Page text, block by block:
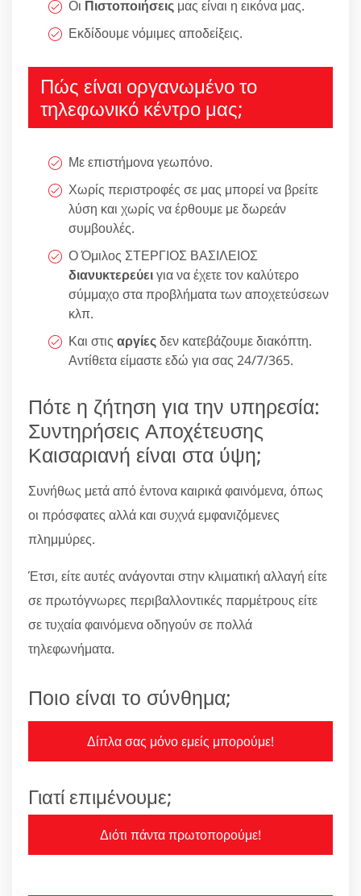
Οι Πιστοποιήσεις μας είναι η εικόνα μας.
Εκδίδουμε νόμιμες αποδείξεις.
Πώς είναι οργανωμένο το
τηλεφωνικό κέντρο μας;
Με επιστήμονα γεωπόνο.
Χωρίς περιστροφές σε μας μπορεί να βρείτε
λύση και χωρίς να έρθουμε με δωρεάν
συμβουλές.
Ο Όμιλος ΣΤΕΡΓΙΟΣ ΒΑΣΙΛΕΙΟΣ
διανυκτερεύειγια να έχετε τον καλύτερο
σύμμαχο στα προβλήματα των αποχετεύσεων
κλπ.
Και στις αργίεςδεν κατεβάζουμε διακόπτη.
Αντίθετα είμαστε εδώ για σας 24/7/365.
Πότε η ζήτηση για την υπηρεσία:
Συντηρήσεις Αποχέτευσης
Καισαριανή είναι στα ύψη;
Συνήθως μετά από έντονα καιρικά φαινόμενα, όπως
οι πρόσφατες αλλά και συχνά εμφανιζόμενες
πλημμύρες.
Έτσι, είτε αυτές ανάγονται στην κλιματική αλλαγή είτε
σε πρωτόγνωρες περιβαλλοντικές παρμέτρους είτε
σε τυχαία φαινόμενα οδηγούν σε πολλά
τηλεφωνήματα.
Ποιο είναι το σύνθημα;
Δίπλα σας μόνο εμείς μπορούμε!
Γιατί επιμένουμε;
Διότι πάντα πρωτοπορούμε!